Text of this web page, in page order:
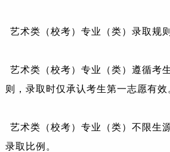
艺术类（校考）专业（类）录取规则
艺术类（校考）专业（类）遵循考
则，录取时仅承认考生第一志愿有效
艺术类（校考）专业（类）不限生
录取比例。